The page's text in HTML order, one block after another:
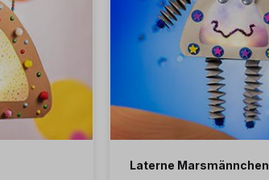
Laterne Marsmännchen